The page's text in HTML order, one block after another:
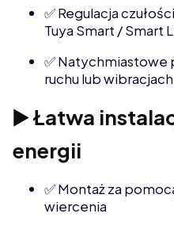
✅ Regulacja
Tuya Smart / Smart
✅
ruchu lub wibracjach
▶️ Łatwa
energii
✅ Montaż za
wiercenia